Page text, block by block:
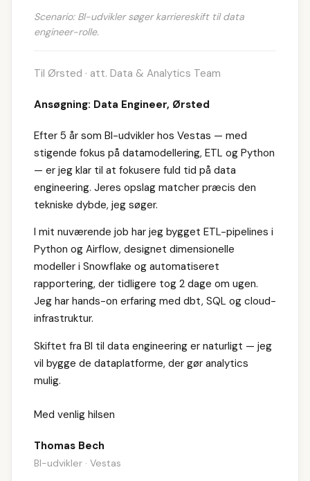
Scenario: BI-udvikler søger karriereskift til data
engineer-rolle.
Til Ørsted · att. Data & Analytics Team
Ansøgning: Data Engineer, Ørsted
Efter 5 år som BI-udvikler hos Vestas — med
stigende fokus på datamodellering, ETL og Python
— er jeg klar til at fokusere fuld tid på data
engineering. Jeres opslag matcher præcis den
tekniske dybde, jeg søger.
I mit nuværende job har jeg bygget ETL-pipelines i
Python og Airflow, designet dimensionelle
modeller i Snowflake og automatiseret
rapportering, der tidligere tog 2 dage om ugen.
Jeg har hands-on erfaring med dbt, SQL og cloud-
infrastruktur.
Skiftet fra BI til data engineering er naturligt — jeg
vil bygge de dataplatforme, der gør analytics
mulig.
Med venlig hilsen
Thomas Bech
BI-udvikler · Vestas